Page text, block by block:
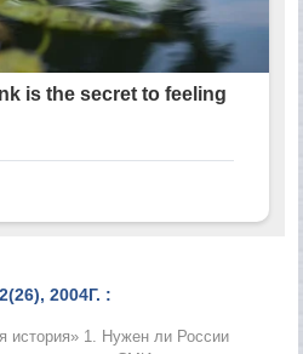
2004Г. :
история» 1. Нужен ли России